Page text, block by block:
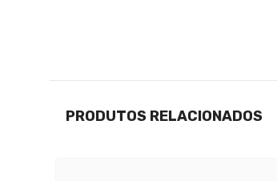
PRODUTOS RELACIONADOS